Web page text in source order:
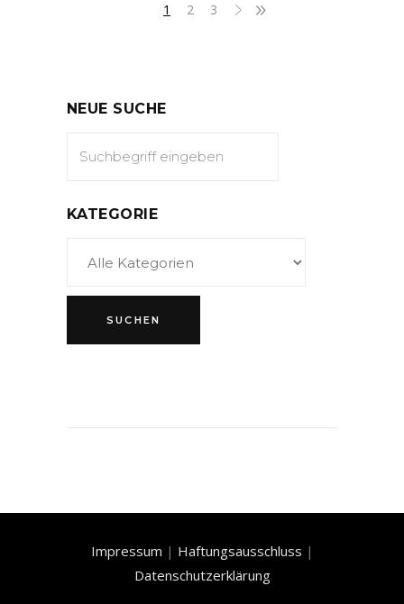
1 2 3
NEUE SUCHE
KATEGORIE
Impressum | Haftungsausschluss |
Datenschutzerklärung